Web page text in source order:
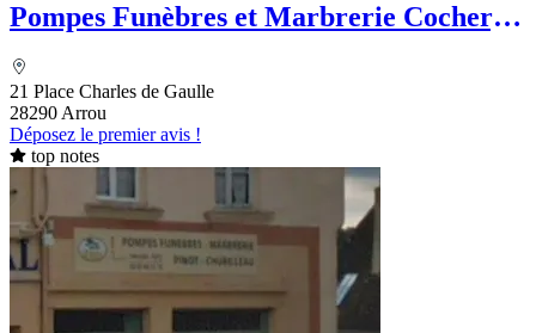
Pompes Funèbres et Marbrerie Cochery -
21 Place Charles de Gaulle
28290 Arrou
Déposez le premier avis !
top notes